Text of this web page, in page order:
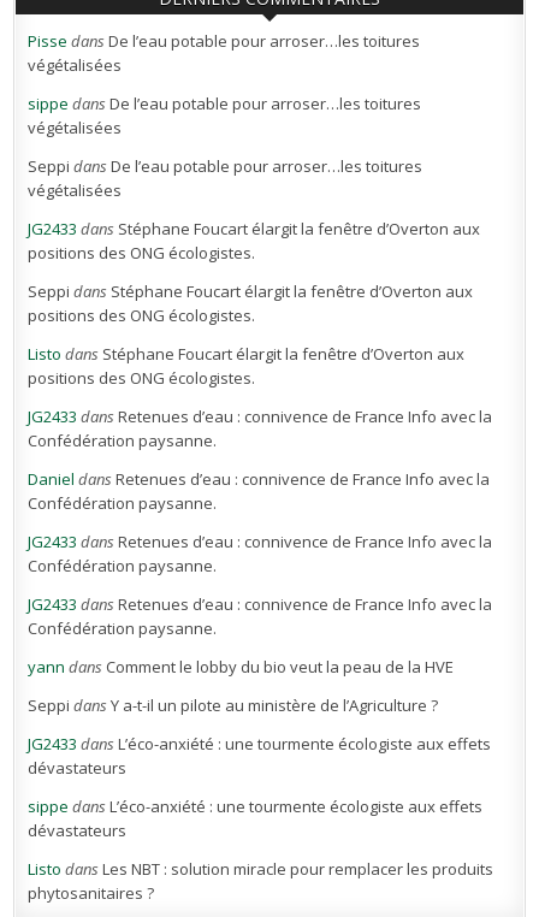
Pisse dansDe l’eau potable pour arroser…les toitures
végétalisées
sippe dansDe l’eau potable pour arroser…les toitures
végétalisées
Seppi dansDe l’eau potable pour arroser…les toitures
végétalisées
JG2433 dans Stéphane Foucart élargit la fenêtre d’Overton aux
positions des ONG écologistes.
Seppi dans Stéphane Foucart élargit la fenêtre d’Overton aux
positions des ONG écologistes.
Listo dans Stéphane Foucart élargit la fenêtre d’Overton aux
positions des ONG écologistes.
JG2433 dansRetenues d’eau : connivence de France Info avec la
Confédération paysanne.
Daniel dansRetenues d’eau : connivence de France Info avec la
Confédération paysanne.
JG2433 dansRetenues d’eau : connivence de France Info avec la
Confédération paysanne.
JG2433 dansRetenues d’eau : connivence de France Info avec la
Confédération paysanne.
yann dans Comment le lobby du bio veut la peau de la HVE
Seppi dansY a-t-il un pilote au ministère de l’Agriculture ?
JG2433 dansL’éco-anxiété : une tourmente écologiste aux effets
dévastateurs
sippe dansL’éco-anxiété : une tourmente écologiste aux effets
dévastateurs
Listo dansLes NBT : solution miracle pour remplacer les produits
phytosanitaires ?